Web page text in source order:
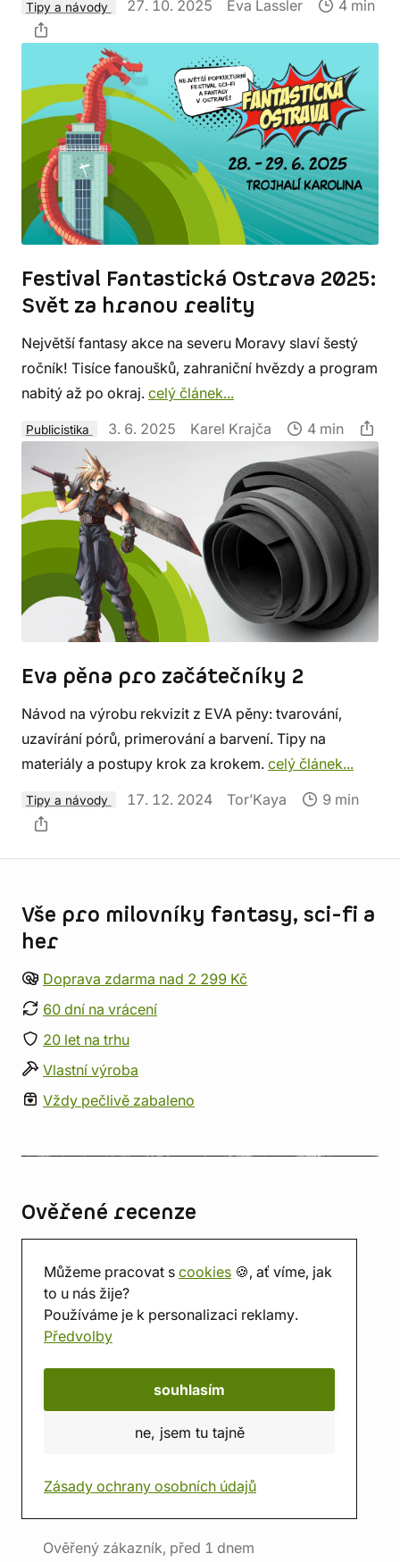
Tipy a návody 27. 10. 2025 Eva Lassler 4 min
Festival Fantastická Ostrava 2025:
Svět za hranou reality
Největší fantasy akce na severu Moravy slaví šestý
ročník! Tisíce fanoušků, zahraniční hvězdy a program
nabitý až po okraj. celý článek...
Publicistika 3. 6. 2025 Karel Krajča 4 min
Eva pěna pro začátečníky 2
Návod na výrobu rekvizit z EVA pěny: tvarování,
uzavírání pórů, primerování a barvení. Tipy na
materiály a postupy krok za krokem. celý článek...
Tipy a návody 17. 12. 2024 Tor’Kaya 9 min
Můžeme pracovat s cookies 🍪, ať víme, jak
to u nás žije?
Používáme je k personalizaci reklamy.
Předvolby
souhlasím
ne, jsem tu tajně
Zásady ochrany osobních údajů
Vše pro milovníky fantasy, sci-fi a
her
Doprava zdarma nad 2 299 Kč
60 dní na vrácení
20 let na trhu
Vlastní výroba
Vždy pečlivě zabaleno
Ověřené recenze
zobraz 12994 hodnocení
Chuť čajů velmi dobrá , lze se řídit recenzemi -
Ověřený zákazník, před 1 dnem